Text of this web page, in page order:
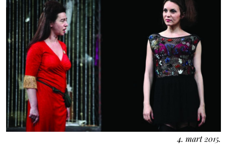
4. mart 2015.